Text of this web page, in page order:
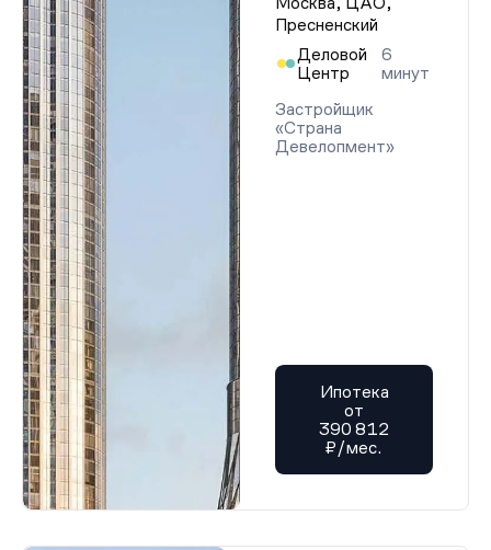
Пресненский
Деловой
Центр
6
минут
Застройщик
«Страна
Девелопмент»
Ипотека
от
390 812
₽/мес.